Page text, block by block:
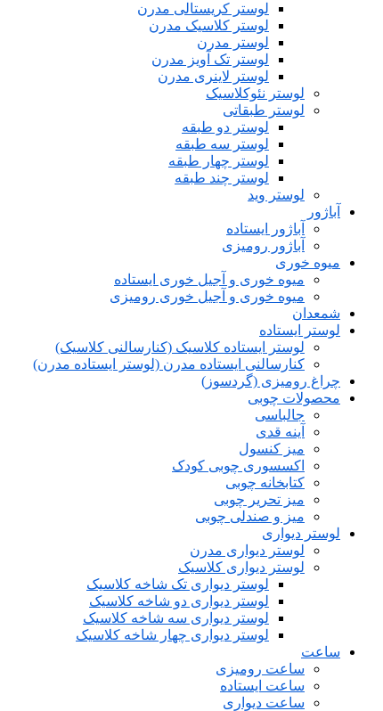
لوستر کریستالی مدرن
لوستر کلاسیک مدرن
لوستر مدرن
لوستر تک آویز مدرن
لوستر لاینری مدرن
لوستر نئوکلاسیک
لوستر طبقاتی
لوستر دو طبقه
لوستر سه طبقه
لوستر چهار طبقه
لوستر چند طبقه
لوستر وید
آباژور
آباژور ایستاده
آباژور رومیزی
میوه خوری
میوه خوری و آجیل خوری ایستاده
میوه خوری و آجیل خوری رومیزی
شمعدان
لوستر ایستاده
لوستر ایستاده کلاسیک (کنارسالنی کلاسیک)
کنارسالنی ایستاده مدرن (لوستر ایستاده مدرن)
چراغ رومیزی (گردسوز)
محصولات چوبی
جالباسی
آینه قدی
میز کنسول
اکسسوری چوبی کودک
کتابخانه چوبی
میز تحریر چوبی
میز و صندلی چوبی
لوستر دیواری
لوستر دیواری مدرن
لوستر دیواری کلاسیک
لوستر دیواری تک شاخه کلاسیک
لوستر دیواری دو شاخه کلاسیک
لوستر دیواری سه شاخه کلاسیک
لوستر دیواری چهار شاخه کلاسیک
ساعت
ساعت رومیزی
ساعت ایستاده
ساعت دیواری